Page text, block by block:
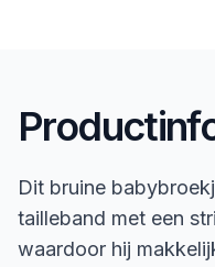
Dit bruine
tailleband met een
waardoor hij